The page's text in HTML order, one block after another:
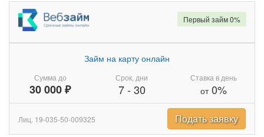
Сумма до
30 000 ₽
Займ на карту онлайн
Срок, дни
7- 30
Ставка в день
от0%
Первый займ 0%
Лиц. 19-035-50-009325 Подать заявку